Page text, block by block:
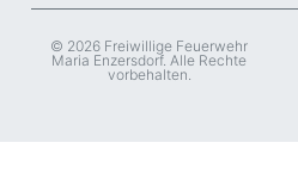
© 2026 Freiwillige Feuerwehr
Maria Enzersdorf. Alle Rechte
vorbehalten.